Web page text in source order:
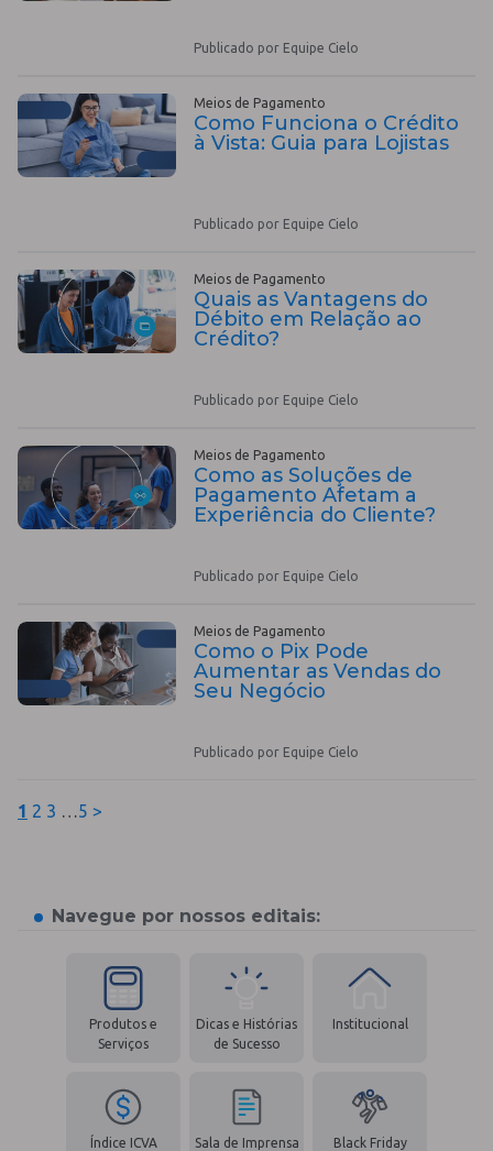
Publicado por Equipe Cielo
Meios de Pagamento
Como Funciona o Crédito
à Vista: Guia para Lojistas
Publicado por Equipe Cielo
Meios de Pagamento
Quais as Vantagens do
Débito em Relação ao
Crédito?
Publicado por Equipe Cielo
Meios de Pagamento
Como as Soluções de
Pagamento Afetam a
Experiência do Cliente?
Publicado por Equipe Cielo
Meios de Pagamento
Como o Pix Pode
Aumentar as Vendas do
Seu Negócio
Publicado por Equipe Cielo
1 2 3 …5 >
Navegue por nossos editais:
Produtos e
Serviços
Dicas e Histórias
de Sucesso
Institucional
Índice ICVA Sala de Imprensa Black Friday